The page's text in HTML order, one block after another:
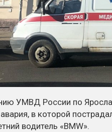
УМВД России по
в которой
водитель «ВMW».